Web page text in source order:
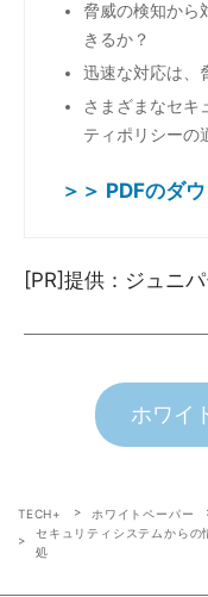
脅威の検知から
きるか？
迅速な対応は、
さまざまなセキ
ティポリシーの
＞＞ PDFのダ
[PR]提供：ジュニ
ホワイ
TECH+ ホワイトペーパー
セキュリティシステムから
処